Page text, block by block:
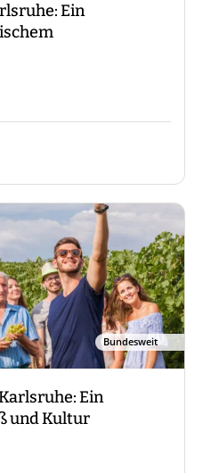
Ein
Bundesweit
Ein
und Kultur